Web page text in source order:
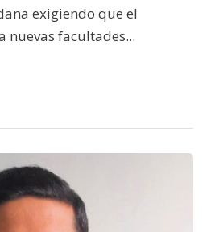
exigiendo que el
facultades...